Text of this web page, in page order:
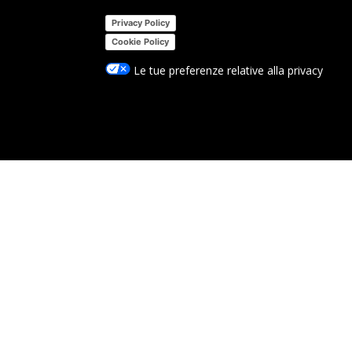
Privacy Policy
Cookie Policy
Le tue preferenze relative alla privacy